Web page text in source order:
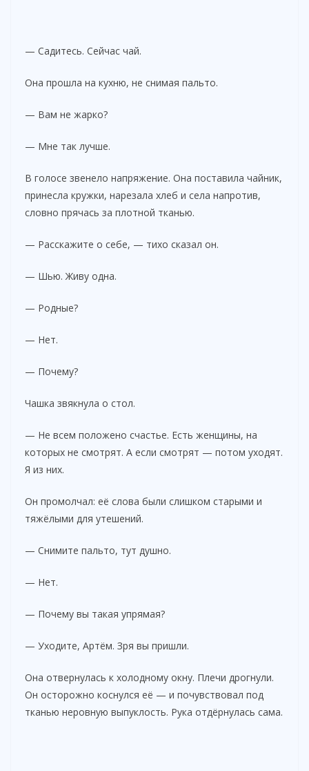
— Садитесь. Сейчас чай.
Она прошла на кухню, не снимая пальто.
— Вам не жарко?
— Мне так лучше.
В голосе звенело напряжение. Она поставила чайник,
принесла кружки, нарезала хлеб и села напротив,
словно прячась за плотной тканью.
— Расскажите о себе, — тихо сказал он.
— Шью. Живу одна.
— Родные?
— Нет.
— Почему?
Чашка звякнула о стол.
— Не всем положено счастье. Есть женщины, на
которых не смотрят. А если смотрят — потом уходят.
Я из них.
Он промолчал: её слова были слишком старыми и
тяжёлыми для утешений.
— Снимите пальто, тут душно.
— Нет.
— Почему вы такая упрямая?
— Уходите, Артём. Зря вы пришли.
Она отвернулась к холодному окну. Плечи дрогнули.
Он осторожно коснулся её — и почувствовал под
тканью неровную выпуклость. Рука отдёрнулась сама.